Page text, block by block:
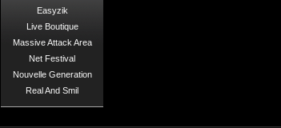
Easyzik
Live Boutique
Massive Attack Area
Net Festival
Nouvelle Generation
Real And Smil